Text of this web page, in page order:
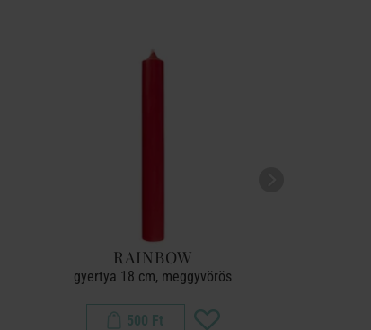
RAINBOW
gyertya 18 cm, meggyvörös
500 Ft